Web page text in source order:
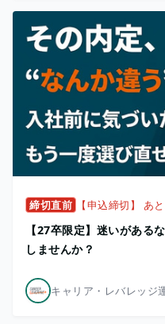
締切直前 【申込締切】 あ
【27卒限定】迷いがある
しませんか？
キャリア・レバレッジ